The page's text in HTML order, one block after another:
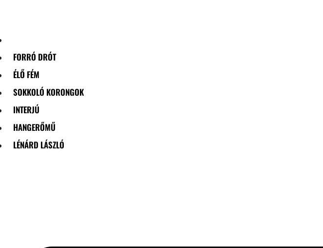
FORRÓ DRÓT
ÉLŐ FÉM
SOKKOLÓ KORONGOK
INTERJÚ
HANGERŐMŰ
LÉNÁRD LÁSZLÓ